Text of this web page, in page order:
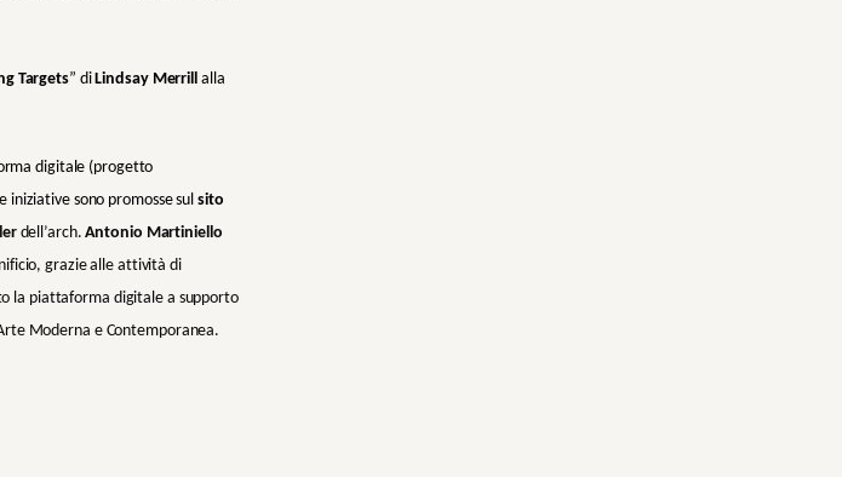
Targets” di Lindsay Merrill alla
digitale (progetto
iniziative sono promosse sul sito
dell’arch.Antonio Martiniello
grazie alle attività di
la piattaforma digitale a supporto
Moderna e Contemporanea.